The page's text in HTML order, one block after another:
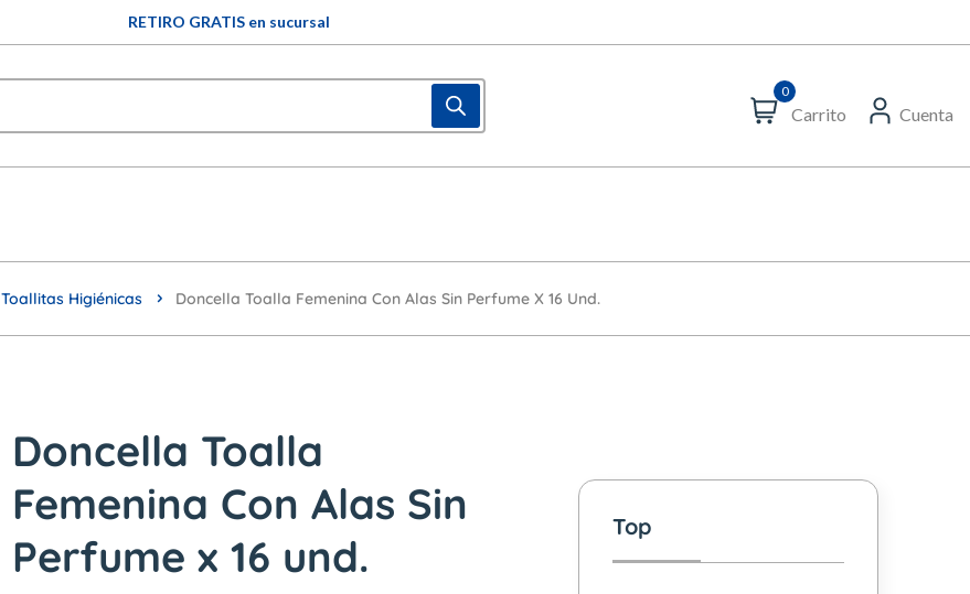
RETIRO GRATIS en sucursal
0
Carrito Cuenta
Toallitas Higiénicas Doncella Toalla Femenina Con Alas Sin Perfume X 16 Und.
Doncella Toalla
Femenina Con Alas Sin
Perfume x 16 und.
Top